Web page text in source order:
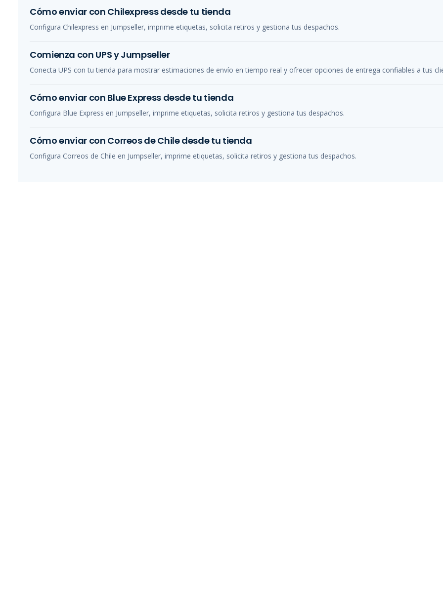
Cómo enviar con Chilexpress desde tu tienda
Configura Chilexpress en Jumpseller, imprime etiquetas, solicita retiros y gestiona tus despachos.
Comienza con UPS y Jumpseller
Conecta UPS con tu tienda para mostrar estimaciones de envío en tiempo real y ofrecer opciones de entrega confiables a tus
Cómo enviar con Blue Express desde tu tienda
Configura Blue Express en Jumpseller, imprime etiquetas, solicita retiros y gestiona tus despachos.
Cómo enviar con Correos de Chile desde tu tienda
Configura Correos de Chile en Jumpseller, imprime etiquetas, solicita retiros y gestiona tus despachos.